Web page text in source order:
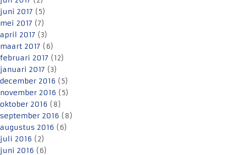
juni 2017 (5)
mei 2017 (7)
april 2017 (3)
maart 2017 (6)
februari 2017 (12)
januari 2017 (3)
december 2016 (5)
november 2016 (5)
oktober 2016 (8)
september 2016 (8)
augustus 2016 (6)
juli 2016 (2)
juni 2016 (6)